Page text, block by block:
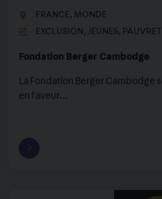
FRANCE, MONDE
EXCLUSION , JEUNES,
Fondation Berger Cambodge
La Fondation Berger Cambodge
en faveur…